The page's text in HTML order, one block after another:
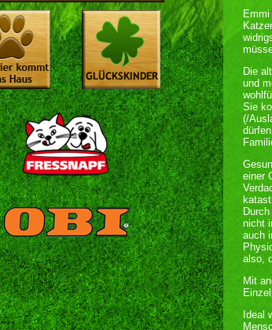
Die
und
Sie
(/
einer
nicht
auch
also,
Mit
Ideal